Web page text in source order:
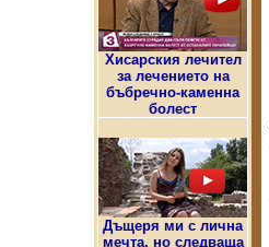
Хисарския лечител
за лечението на
бъбречно-каменна
болест
Дъщеря ми с лична
мечта, но следваща